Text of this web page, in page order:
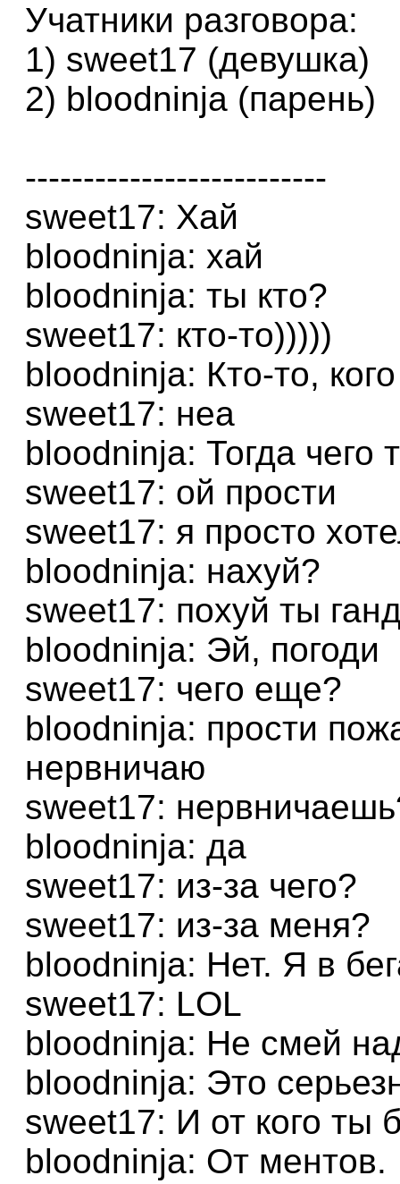
Учатники разговора:
1) sweet17 (девушка)
2) bloodninja (парень)
--------------------------
sweet17: Хай
bloodninja: хай
bloodninja: ты кто?
sweet17: кто-то)))))
bloodninja: Кто-то,
sweet17: неа
bloodninja: Тогда
sweet17: ой прости
sweet17: я просто
bloodninja: нахуй?
sweet17: похуй ты
bloodninja: Эй, погоди
sweet17: чего еще?
bloodninja: прости
нервничаю
sweet17:
bloodninja: да
sweet17: из-за чего?
sweet17: из-за меня?
bloodninja: Нет. Я в
sweet17: LOL
bloodninja: Не смей
bloodninja: Это
sweet17: И от кого ты
bloodninja: От ментов.